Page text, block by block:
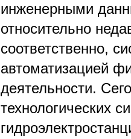
инженерными
относительно
соответственно,
автоматизацией
деятельности.
технологических